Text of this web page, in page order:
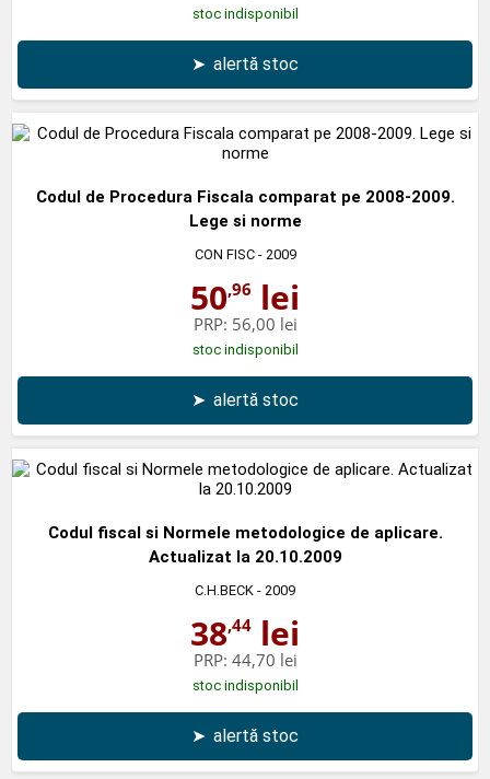
stoc indisponibil
➤ alertă stoc
Codul de Procedura Fiscala comparat pe 2008-2009.
Lege si norme
CON FISC- 2009
50,96 lei
PRP: 56,00 lei
stoc indisponibil
➤ alertă stoc
Codul fiscal si Normele metodologice de aplicare.
Actualizat la 20.10.2009
C.H.BECK - 2009
38,44 lei
PRP: 44,70 lei
stoc indisponibil
➤ alertă stoc